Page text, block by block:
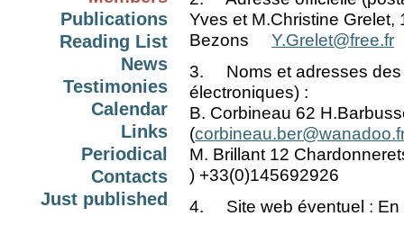
Publications
Reading List
News
Testimonies
Calendar
Links
Periodical
Contacts
Just published
Yves et M.Christine
Bezons Y.Grelet@free.fr
3. Noms et adresses des
électroniques) :
B. Corbineau 62
(
M. Brillant 12
) +33(0)145692926
4. Site web éventuel : En